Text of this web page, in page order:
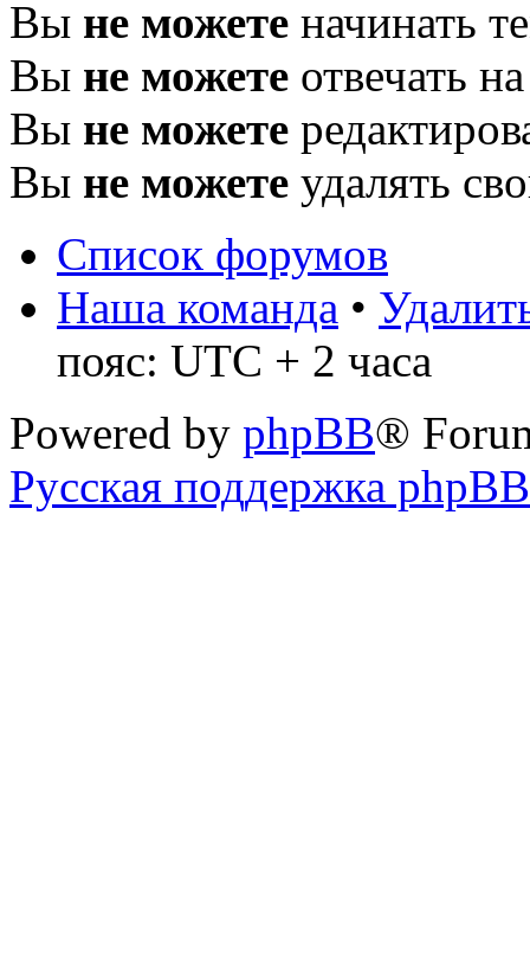
Вы не можете начинать
Вы не можете отвечать
Вы не можете
Вы не можете удалять
Список форумов
Наша команда •
пояс: UTC + 2 часа
Powered by phpBB®
Русская поддержка phpBB